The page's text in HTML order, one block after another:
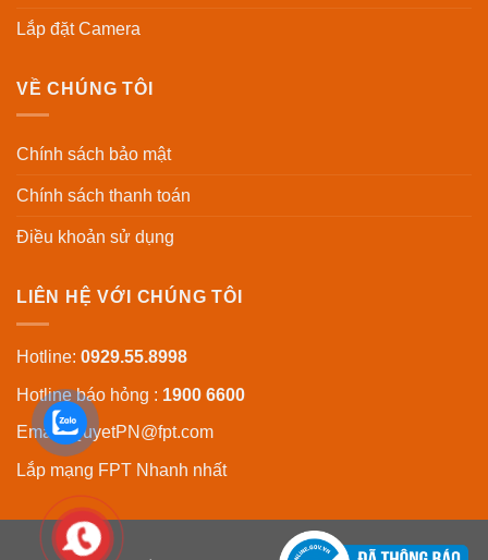
Lắp đặt Camera
VỀ CHÚNG TÔI
Chính sách bảo mật
Chính sách thanh toán
Điều khoản sử dụng
LIÊN HỆ VỚI CHÚNG TÔI
Hotline: 0929.55.8998
Hotline báo hỏng : 1900 6600
Email:QuyetPN@fpt.com
Lắp mạng FPT Nhanh nhất